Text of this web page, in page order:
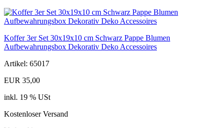
Koffer 3er Set 30x19x10 cm Schwarz Pappe Blumen
Aufbewahrungsbox Dekorativ Deko Accessoires
Artikel: 65017
EUR 35,00
inkl. 19 % USt
Kostenloser Versand